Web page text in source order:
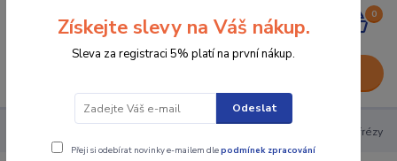
0
0,00 Kč
Prodloužené frézy
Získejte slevy na Váš nákup.
Sleva za registraci 5% platí na první nákup.
Odeslat
Přeji si odebírat novinky e-mailem dlepodmínek zpracování